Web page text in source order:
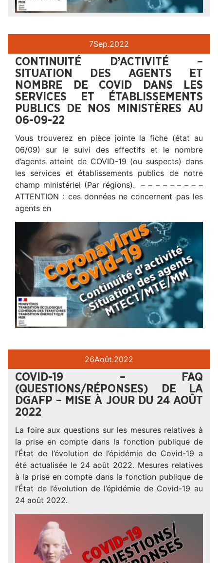
7Sep.2022
CONTINUITÉ D’ACTIVITÉ –
SITUATION DES AGENTS ET
NOMBRE DE COVID DANS LES
SERVICES ET ÉTABLISSEMENTS
PUBLICS DE NOS MINISTÈRES AU
06-09-22
Vous trouverez en pièce jointe la fiche (état au
06/09) sur le suivi des effectifs et le nombre
d’agents atteint de COVID-19 (ou suspects) dans
les services et établissements publics de notre
champ ministériel (Par régions). – – – – – – – – –
ATTENTION : ces données ne concernent pas les
agents en
26Août.2022
COVID-19 – FAQ
(QUESTIONS/RÉPONSES) DE LA
DGAFP – MISE À JOUR DU 24 AOÛT
2022
La foire aux questions sur les mesures relatives à
la prise en compte dans la fonction publique de
l’État de l’évolution de l’épidémie de Covid-19 a
été actualisée le 24 août 2022. Mesures relatives
à la prise en compte dans la fonction publique de
l’État de l’évolution de l’épidémie de Covid-19 au
24 août 2022.